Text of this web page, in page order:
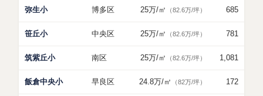
弥生小 博多区 25万/㎡ （82.6万/坪） 685
笹丘小 中央区 25万/㎡ （82.6万/坪） 781
筑紫丘小 南区 25万/㎡ （82.6万/坪） 1,081
飯倉中央小 早良区 24.8万/㎡ （82万/坪） 172